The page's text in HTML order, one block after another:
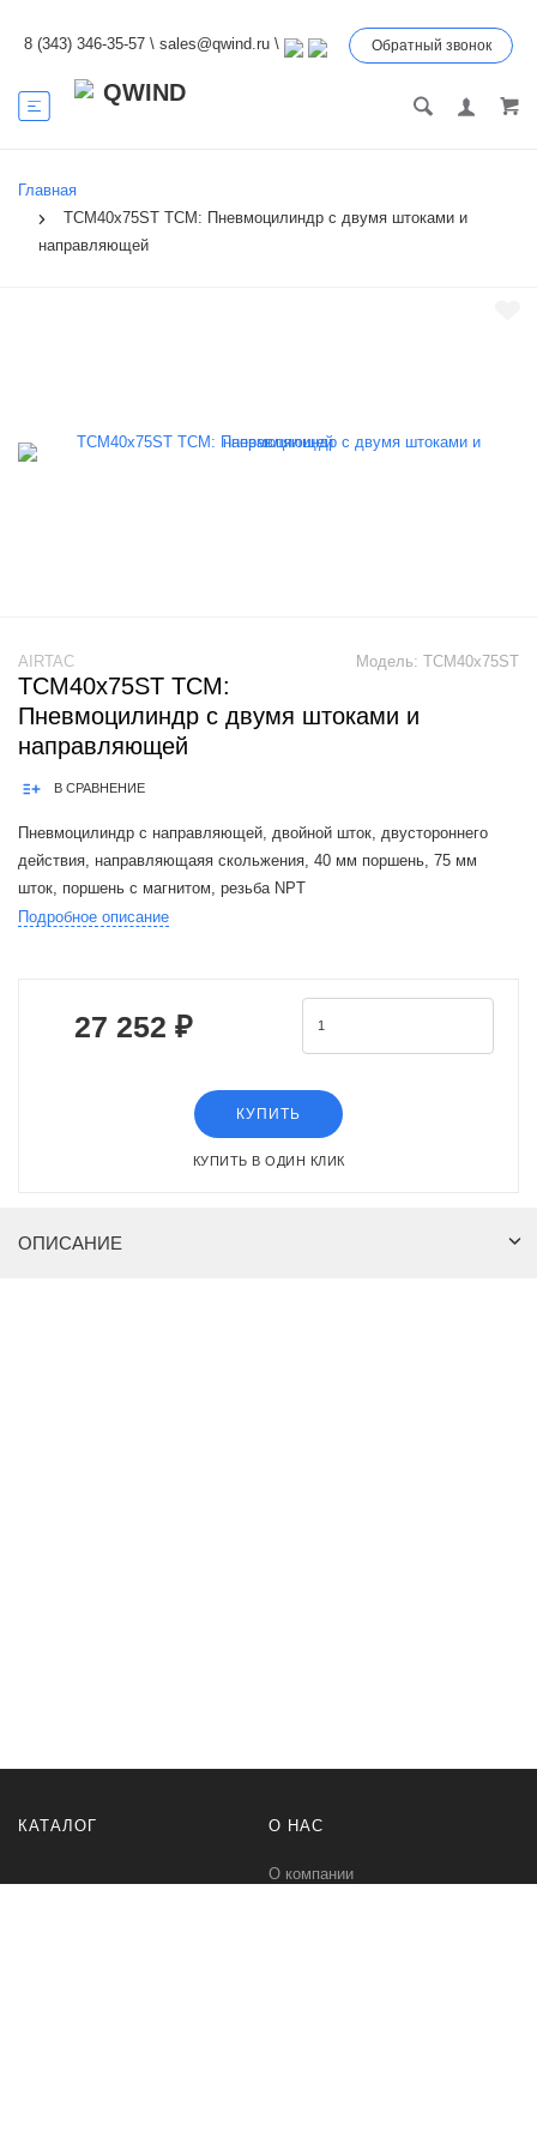
8 (343) 346-35-57 \ sales@qwind.ru \ Обратный звонок
Главная
TCM40x75ST TCM: Пневмоцилиндр с двумя штоками и
направляющей
Модель: TCM40x75ST
AIRTAC
TCM40x75ST TCM:
Пневмоцилиндр с двумя штоками и
направляющей
В СРАВНЕНИЕ
Пневмоцилиндр с направляющей, двойной шток, двустороннего
действия, направляющаяя скольжения, 40 мм поршень, 75 мм
шток, поршень с магнитом, резьба NPT
Подробное описание
27 252 ₽
КУПИТЬ
КУПИТЬ В ОДИН КЛИК
ОПИСАНИЕ
КАТАЛОГ О НАС
О компании